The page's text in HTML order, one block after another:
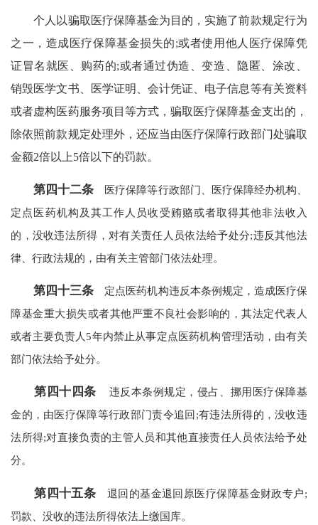
个人以骗取医疗保障基金为目的，实施了前款规定行为
之一，造成医疗保障基金损失的;或者使用他人医疗保障凭
证冒名就医、购药的;或者通过伪造、变造、隐匿、涂改、
销毁医学文书、医学证明、会计凭证、电子信息等有关资料
或者虚构医药服务项目等方式，骗取医疗保障基金支出的，
除依照前款规定处理外，还应当由医疗保障行政部门处骗取
金额2倍以上5倍以下的罚款。
第四十二条 医疗保障等行政部门、医疗保障经办机构、
定点医药机构及其工作人员收受贿赂或者取得其他非法收入
的，没收违法所得，对有关责任人员依法给予处分;违反其他法
律、行政法规的，由有关主管部门依法处理。
第四十三条 定点医药机构违反本条例规定，造成医疗保
障基金重大损失或者其他严重不良社会影响的，其法定代表人
或者主要负责人5年内禁止从事定点医药机构管理活动，由有关
部门依法给予处分。
第四十四条 违反本条例规定，侵占、挪用医疗保障基
金的，由医疗保障等行政部门责令追回;有违法所得的，没收违
法所得;对直接负责的主管人员和其他直接责任人员依法给予处
分。
第四十五条 退回的基金退回原医疗保障基金财政专户;
罚款、没收的违法所得依法上缴国库。